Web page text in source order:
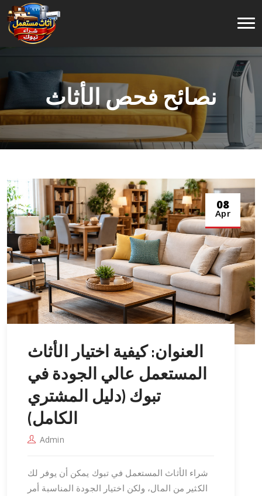
نصائح فحص الأثاث
08
Apr
العنوان: كيفية اختيار الأثاث
المستعمل عالي الجودة في
تبوك (دليل المشتري
الكامل)
Admin
شراء الأثاث المستعمل في تبوك يمكن أن يوفر لك
الكثير من المال، ولكن اختيار الجودة المناسبة أمر